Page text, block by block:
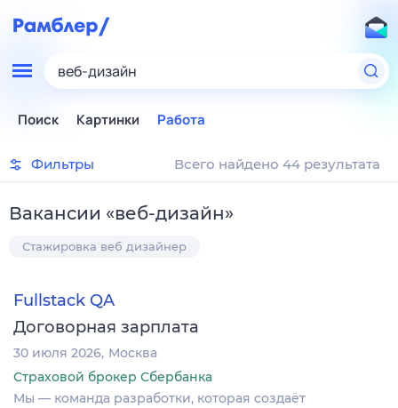
веб-дизайн
Поиск Картинки Работа
Фильтры Всего найдено 44 результата
Вакансии «веб-дизайн»
Стажировка веб дизайнер
Fullstack QA
Договорная зарплата
30 июля 2026 Москва
Страховой брокер Сбербанка
Мы — команда разработки, которая создаёт